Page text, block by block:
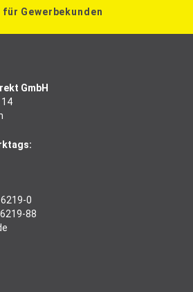
für Gewerbekunden
GmbH
0
88